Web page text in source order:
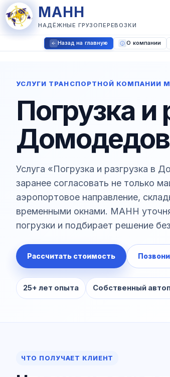
МАНН
НАДЁЖНЫЕ ГРУЗОПЕРЕВОЗКИ
Назад на главную О компании
УСЛУГИ ТРАНСПОРТНОЙ КОМПАНИИ
Погрузка и
Услуга «Погрузка и разгрузка в
заранее согласовать не только
аэропортовое направление,
временными окнами. МАНН
погрузки и подбирает решение
Рассчитать стоимость
25+ лет опыта Собственный
ЧТО ПОЛУЧАЕТ КЛИЕНТ